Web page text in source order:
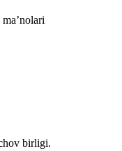
birligi.